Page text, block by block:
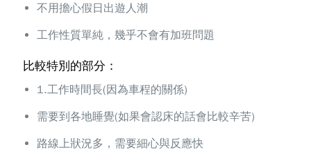
不用擔心假日出遊人潮
工作性質單純，幾乎不會有加班問題
比較特別的部分：
1.工作時間長(因為車程的關係)
需要到各地睡覺(如果會認床的話會比較辛苦)
路線上狀況多，需要細心與反應快